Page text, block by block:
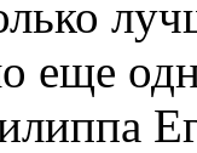
еще